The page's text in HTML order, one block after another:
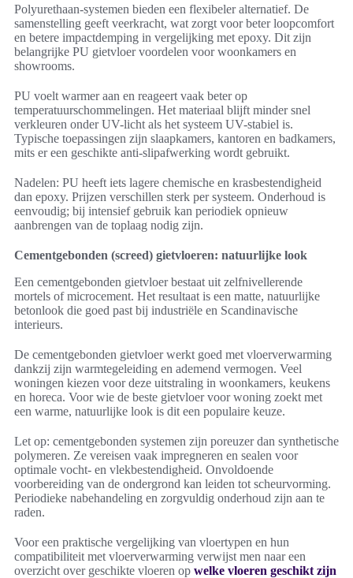
Polyurethaan-systemen bieden een flexibeler alternatief. De
samenstelling geeft veerkracht, wat zorgt voor beter loopcomfort
en betere impactdemping in vergelijking met epoxy. Dit zijn
belangrijke PU gietvloer voordelen voor woonkamers en
showrooms.
PU voelt warmer aan en reageert vaak beter op
temperatuurschommelingen. Het materiaal blijft minder snel
verkleuren onder UV-licht als het systeem UV-stabiel is.
Typische toepassingen zijn slaapkamers, kantoren en badkamers,
mits er een geschikte anti-slipafwerking wordt gebruikt.
Nadelen: PU heeft iets lagere chemische en krasbestendigheid
dan epoxy. Prijzen verschillen sterk per systeem. Onderhoud is
eenvoudig; bij intensief gebruik kan periodiek opnieuw
aanbrengen van de toplaag nodig zijn.
Cementgebonden (screed) gietvloeren: natuurlijke look
Een cementgebonden gietvloer bestaat uit zelfnivellerende
mortels of microcement. Het resultaat is een matte, natuurlijke
betonlook die goed past bij industriële en Scandinavische
interieurs.
De cementgebonden gietvloer werkt goed met vloerverwarming
dankzij zijn warmtegeleiding en ademend vermogen. Veel
woningen kiezen voor deze uitstraling in woonkamers, keukens
en horeca. Voor wie de beste gietvloer voor woning zoekt met
een warme, natuurlijke look is dit een populaire keuze.
Let op: cementgebonden systemen zijn poreuzer dan synthetische
polymeren. Ze vereisen vaak impregneren en sealen voor
optimale vocht- en vlekbestendigheid. Onvoldoende
voorbereiding van de ondergrond kan leiden tot scheurvorming.
Periodieke nabehandeling en zorgvuldig onderhoud zijn aan te
raden.
Voor een praktische vergelijking van vloertypen en hun
compatibiliteit met vloerverwarming verwijst men naar een
overzicht over geschikte vloeren op welke vloeren geschikt zijn